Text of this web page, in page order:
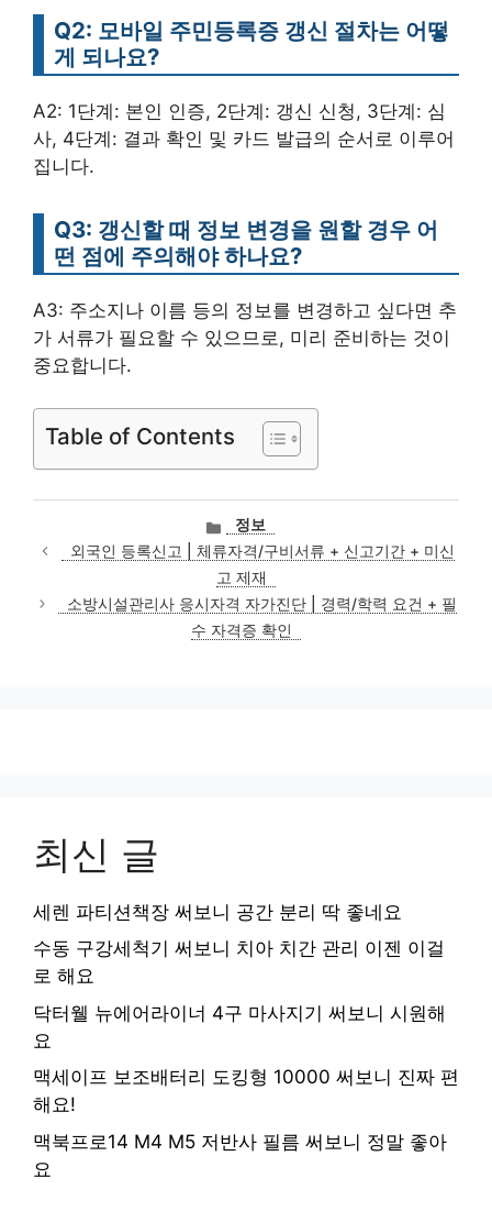
Q2: 모바일 주민등록증 갱신 절차는 어떻
게 되나요?
A2: 1단계: 본인 인증, 2단계: 갱신 신청, 3단계: 심
사, 4단계: 결과 확인 및 카드 발급의 순서로 이루어
집니다.
Q3: 갱신할 때 정보 변경을 원할 경우 어
떤 점에 주의해야 하나요?
A3: 주소지나 이름 등의 정보를 변경하고 싶다면 추
가 서류가 필요할 수 있으므로, 미리 준비하는 것이
중요합니다.
Table of Contents
카
테
고
리
정보
외국인 등록신고 | 체류자격/구비서류 + 신고기간 + 미신
고 제재
소방시설관리사 응시자격 자가진단 | 경력/학력 요건 + 필
수 자격증 확인
최신 글
세렌 파티션책장 써보니 공간 분리 딱 좋네요
수동 구강세척기 써보니 치아 치간 관리 이젠 이걸
로 해요
닥터웰 뉴에어라이너 4구 마사지기 써보니 시원해
요
맥세이프 보조배터리 도킹형 10000 써보니 진짜 편
해요!
맥북프로14 M4 M5 저반사 필름 써보니 정말 좋아
요